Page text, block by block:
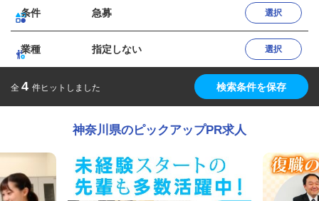
条件 急募 選択
業種 指定しない 選択
全 4 件ヒットしました 検索条件を保存
神奈川県のピックアップPR求人